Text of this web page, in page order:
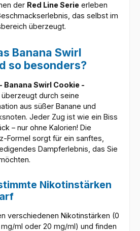
der Red Line Serie erleben
das selbst im
überzeugt.
Banana Swirl
so besonders?
Banana Swirl Cookie -
überzeugt durch seine
aus süßer Banane und
Jeder Zug ist wie ein Biss
– nur ohne Kalorien! Die
Formel sorgt für ein sanftes,
Dampferlebnis, das Sie
Nikotinstärken
verschiedenen Nikotinstärken (0
ml oder 20 mg/ml) und finden